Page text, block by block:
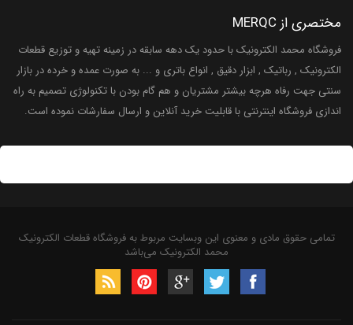
مختصری از MERQC
فروشگاه محمد الکترونیک با حدود یک دهه سابقه در زمینه تهیه و توزیع قطعات
الکترونیک , رباتیک , ابزار دقیق , انواع باتری و ... به صورت عمده و خرده در بازار
سنتی جهت رفاه هرچه بیشتر مشتریان و هم گام بودن با تکنولوژی تصمیم به راه
اندازی فروشگاه اینترنتی با قابلیت خرید آنلاین و ارسال سفارشات نموده است.
تمامی حقوق مادی و معنوی این وبسایت مربوط به فروشگاه قطعات الکترونیک
محمد الکترونیک می‌باشد